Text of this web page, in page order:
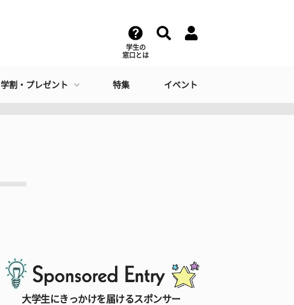
学生の
窓口とは
学割・プレゼント 特集 イベント
大学生にきっかけを届けるスポンサー